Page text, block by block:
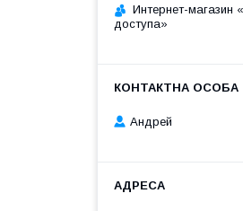
Интернет-магазин
доступа»
Андрей